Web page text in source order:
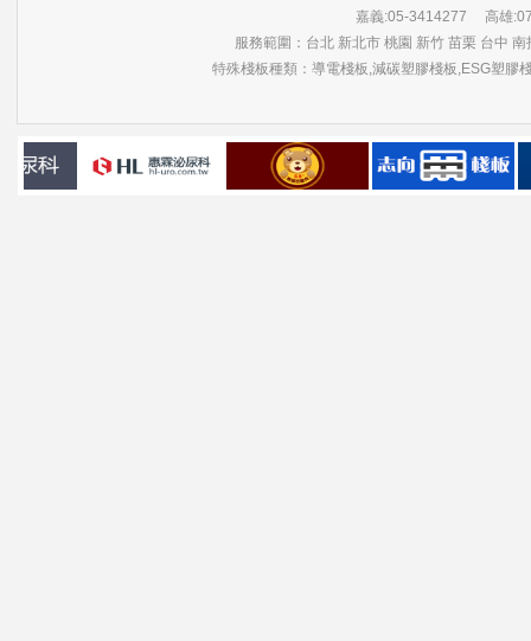
嘉義:05-3414277 高雄
服務範圍：台北 新北市 桃園 新竹 苗栗 台中
特殊棧板種類：導電棧板,減碳塑膠棧板,ESG塑膠